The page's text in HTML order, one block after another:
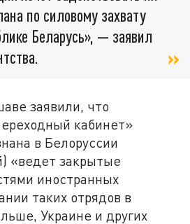
по силовому захвату
Беларусь», — заявил
заявили, что
кабинет»
в Белоруссии
«ведет закрытые
иностранных
таких отрядов в
Украине и других